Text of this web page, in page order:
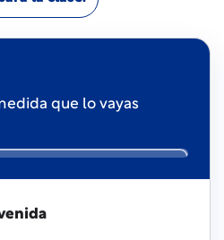
que lo vayas